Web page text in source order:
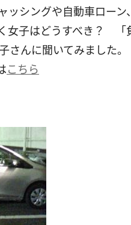
ッシングや自動車ロー
女子はどうすべき？ 「
さんに聞いてみました。
こちら